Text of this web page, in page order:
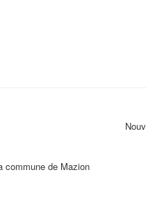
commune de Mazion